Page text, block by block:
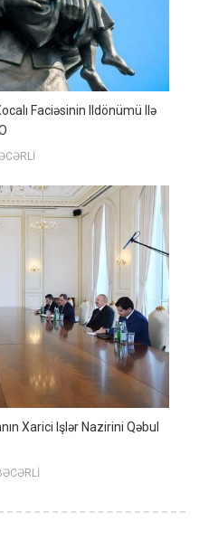
Faciəsinin Ildönümü Ilə
Xarici Işlər Nazirini Qəbul